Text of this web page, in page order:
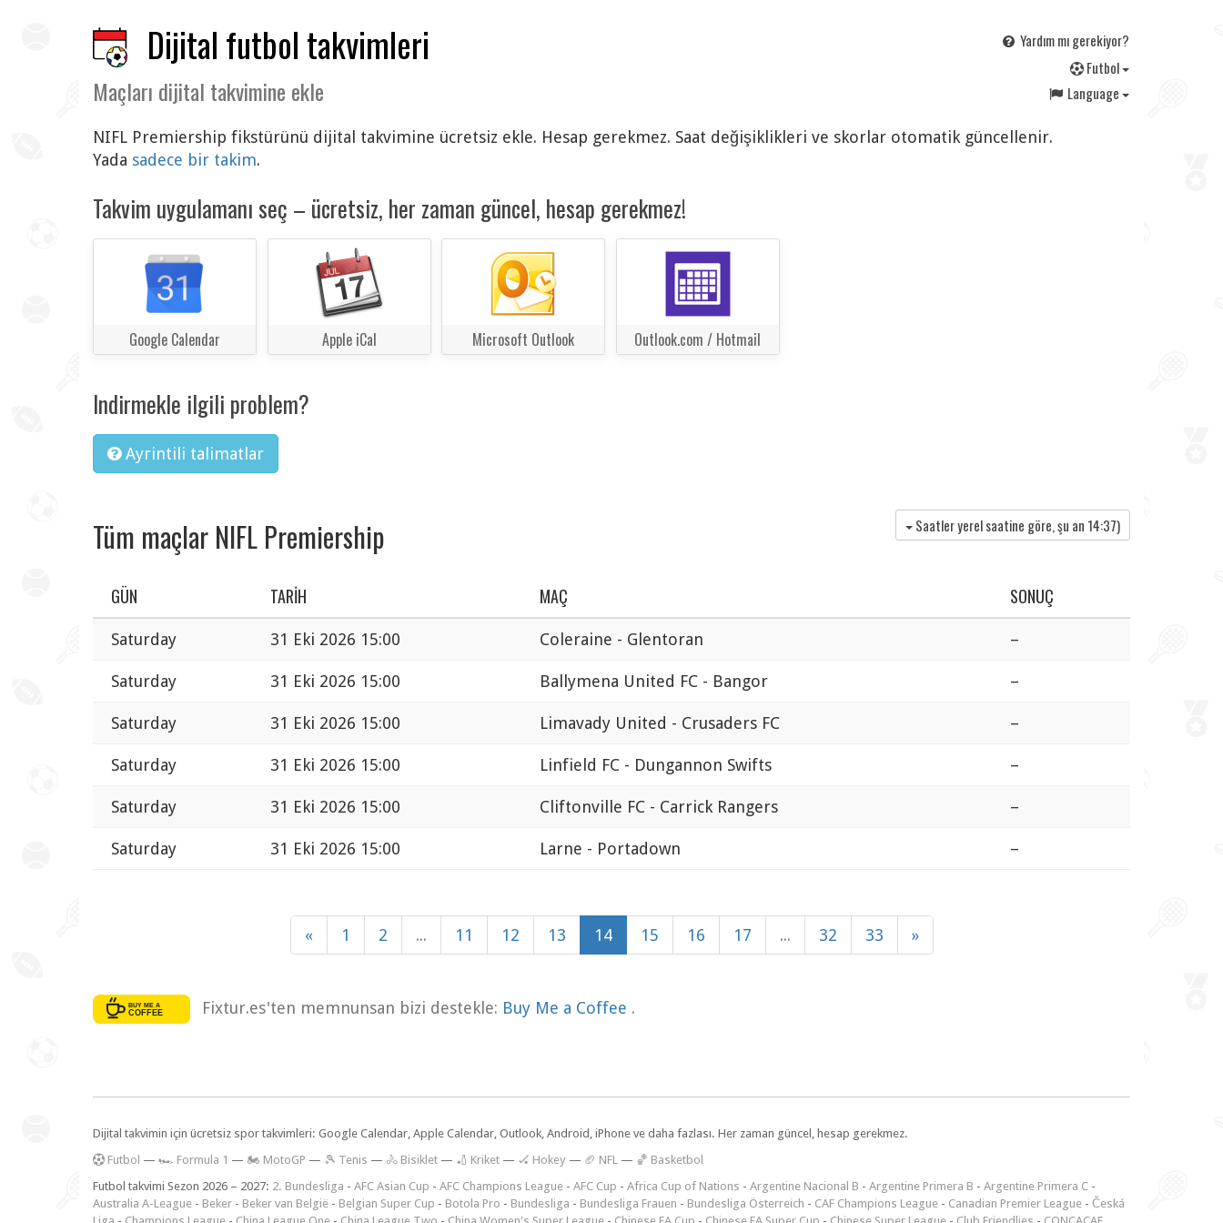
Dijital futbol takvimleri
Maçları dijital takvimine ekle
Yardım mı gerekiyor?
Futbol
Language
NIFL Premiership fikstürünü dijital takvimine ücretsiz ekle. Hesap gerekmez. Saat değişiklikleri ve skorlar otomatik güncellenir.
Yada sadece bir takim.
Takvim uygulamanı seç – ücretsiz, her zaman güncel, hesap gerekmez!
Google Calendar Apple iCal Microsoft Outlook Outlook.com / Hotmail
Indirmekle ilgili problem?
Ayrintili talimatlar
Tüm maçlar NIFL Premiership Saatler yerel saatine göre, şu an 14:37)
GÜN TARIH MAÇ SONUÇ
Saturday 31 Eki 2026 15:00 Coleraine - Glentoran –
Saturday 31 Eki 2026 15:00 Ballymena United FC - Bangor –
Saturday 31 Eki 2026 15:00 Limavady United - Crusaders FC –
Saturday 31 Eki 2026 15:00 Linfield FC - Dungannon Swifts –
Saturday 31 Eki 2026 15:00 Cliftonville FC - Carrick Rangers –
Saturday 31 Eki 2026 15:00 Larne - Portadown –
« 1 2 ... 11 12 13 14 15 16 17 ... 32 33 »
Fixtur.es'ten memnunsan bizi destekle: Buy Me a Coffee .
Dijital takvimin için ücretsiz spor takvimleri: Google Calendar, Apple Calendar, Outlook, Android, iPhone ve daha fazlası. Her zaman güncel, hesap gerekmez.
Futbol — 🏎️ Formula 1 — 🏍 MotoGP — 🎾 Tenis — 🚴 Bisiklet — 🏏 Kriket — 🏑 Hokey — 🏈 NFL — 🏀 Basketbol
Futbol takvimi Sezon 2026 – 2027: 2. Bundesliga - AFC Asian Cup - AFC Champions League - AFC Cup - Africa Cup of Nations - Argentine Nacional B - Argentine Primera B - Argentine Primera C -
Australia A-League - Beker - Beker van België - Belgian Super Cup - Botola Pro - Bundesliga - Bundesliga Frauen - Bundesliga Österreich - CAF Champions League - Canadian Premier League - Česká